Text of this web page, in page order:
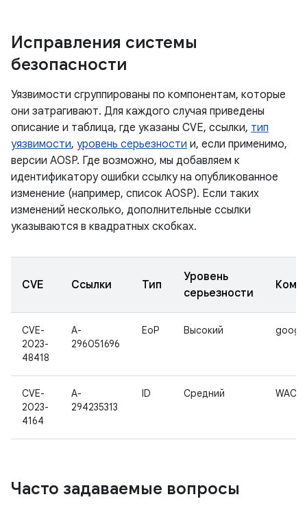
Исправления системы
безопасности
Уязвимости сгруппированы по компонентам, которые
они затрагивают. Для каждого случая приведены
описание и таблица, где указаны CVE, ссылки, тип
уязвимости, уровень серьезности и, если применимо,
версии AOSP. Где возможно, мы добавляем к
идентификатору ошибки ссылку на опубликованное
изменение (например, список AOSP). Если таких
изменений несколько, дополнительные ссылки
указываются в квадратных скобках.
CVE Ссылки Тип
Уровень
серьезности
CVE-
2023-
48418
A-
296051696
EoP Высокий
CVE-
2023-
4164
A-
294235313
ID Средний WAC
Часто задаваемые вопросы